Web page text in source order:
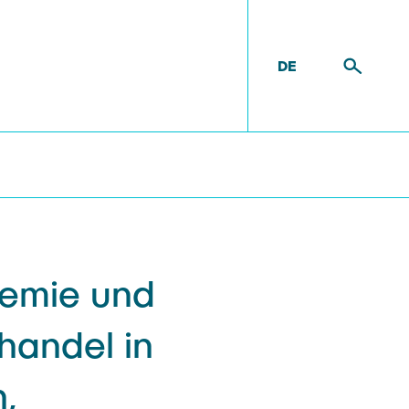
DE
HANDELS AUF DEN EINZELHANDEL IN
und
in